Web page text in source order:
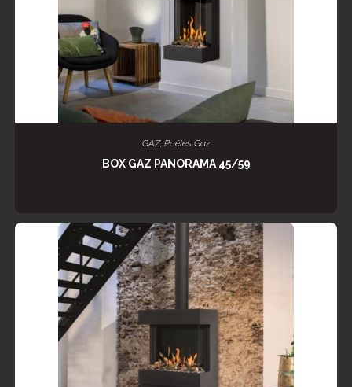
LIRE LA SUITE
GAZ, Poêles Gaz
BOX GAZ PANORAMA 45/59